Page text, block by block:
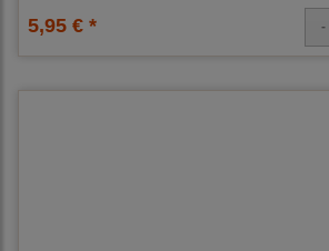
5,95 € *